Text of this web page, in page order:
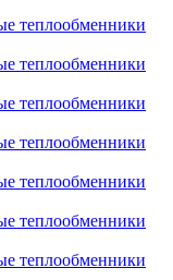
теплообменники
теплообменники
теплообменники
теплообменники
теплообменники
теплообменники
теплообменники